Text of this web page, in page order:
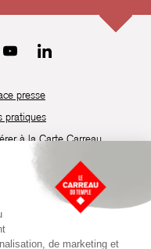
presse
pratiques
à la Carte Carreau
d’accessibilité